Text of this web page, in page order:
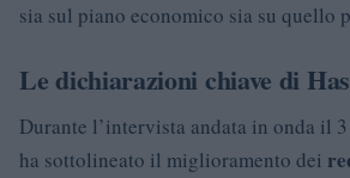
sia sul piano economico sia su quello
Le dichiarazioni chiave di
Durante l’intervista andata in onda il
ha sottolineato il miglioramento dei